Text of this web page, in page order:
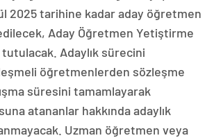
2025 tarihine kadar aday öğretmen
Aday Öğretmen Yetiştirme
tutulacak. Adaylık sürecini
öğretmenlerden sözleşme
süresini tamamlayarak
atananlar hakkında adaylık
Uzman öğretmen veya